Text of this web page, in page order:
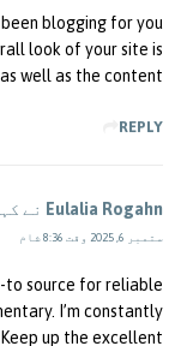
blogging for you
look of your site is
well as the content
REPLY
Eulalia Rogahn نے
ستمبر 6, 2025 وقت 8:36 شام
to source for reliable
I’m constantly
up the excellent